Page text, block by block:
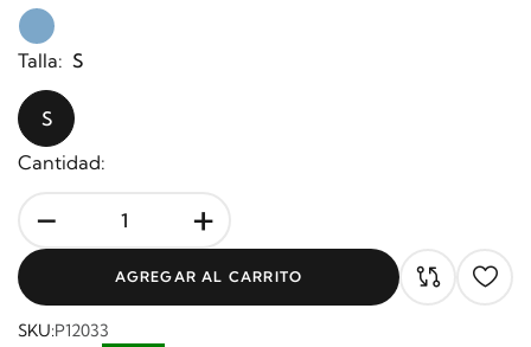
Talla: S
S
Cantidad:
- +
AGREGAR AL CARRITO
SKU:P12033